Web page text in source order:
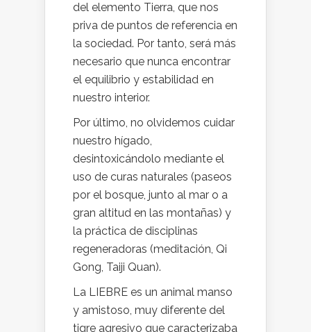
del elemento Tierra, que nos
priva de puntos de referencia en
la sociedad. Por tanto, será más
necesario que nunca encontrar
el equilibrio y estabilidad en
nuestro interior.
Por último, no olvidemos cuidar
nuestro hígado,
desintoxicándolo mediante el
uso de curas naturales (paseos
por el bosque, junto al mar o a
gran altitud en las montañas) y
la práctica de disciplinas
regeneradoras (meditación, Qi
Gong, Taiji Quan).
La LIEBRE es un animal manso
y amistoso, muy diferente del
tigre agresivo que caracterizaba